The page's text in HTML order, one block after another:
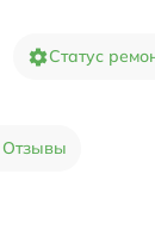
Статус
Отзывы